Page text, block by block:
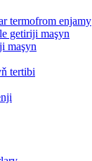
termofrom enjamy
getiriji maşyn
maşyn
tertibi